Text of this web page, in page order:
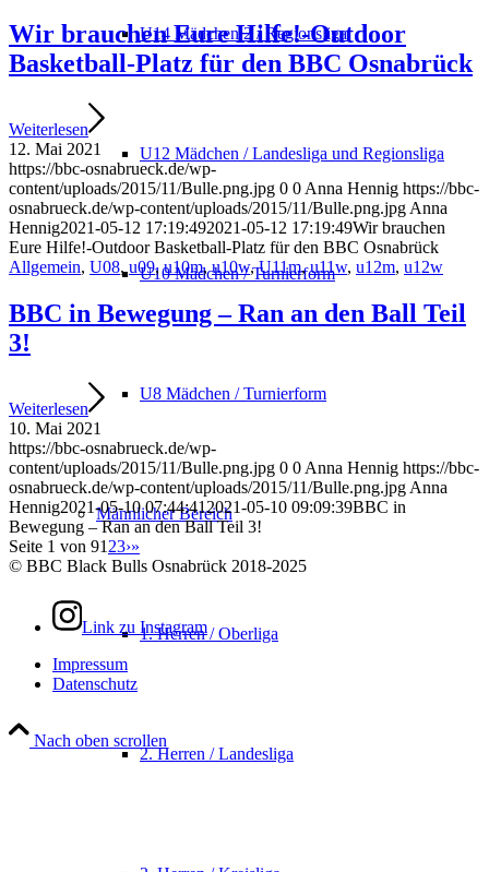
U14 Mädchen 2 / Regionsliga
U12 Mädchen / Landesliga und Regionsliga
U10 Mädchen / Turnierform
U8 Mädchen / Turnierform
Männlicher Bereich
1. Herren / Oberliga
2. Herren / Landesliga
Wir brauchen Eure Hilfe!-Outdoor
Basketball-Platz für den BBC Osnabrück
Weiterlesen
12. Mai 2021
https://bbc-osnabrueck.de/wp-
content/uploads/2015/11/Bulle.png.jpg 0 0 Anna Hennig https://bbc-
osnabrueck.de/wp-content/uploads/2015/11/Bulle.png.jpg Anna
Hennig2021-05-12 17:19:492021-05-12 17:19:49Wir brauchen
Eure Hilfe!-Outdoor Basketball-Platz für den BBC Osnabrück
Allgemein, U08, u09,u10m,u10w,U11m,u11w, u12m, u12w
BBC in Bewegung – Ran an den Ball Teil
3!
Weiterlesen
10. Mai 2021
https://bbc-osnabrueck.de/wp-
content/uploads/2015/11/Bulle.png.jpg 0 0 Anna Hennig https://bbc-
osnabrueck.de/wp-content/uploads/2015/11/Bulle.png.jpg Anna
Hennig2021-05-10 07:44:412021-05-10 09:09:39BBC in
Bewegung – Ran an den Ball Teil 3!
Seite 1 von 91 23›»
© BBC Black Bulls Osnabrück 2018-2025
Link zu Instagram
Impressum
Datenschutz
Nach oben scrollen